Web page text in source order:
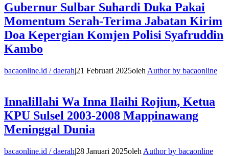
Gubernur Sulbar Suhardi Duka Pakai
Momentum Serah-Terima Jabatan Kirim
Doa Kepergian Komjen Polisi Syafruddin
Kambo
bacaonline.id / daerah|21 Februari 2025oleh Author by bacaonline
Innalillahi Wa Inna Ilaihi Rojiun, Ketua
KPU Sulsel 2003-2008 Mappinawang
Meninggal Dunia
bacaonline.id / daerah|28 Januari 2025oleh Author by bacaonline